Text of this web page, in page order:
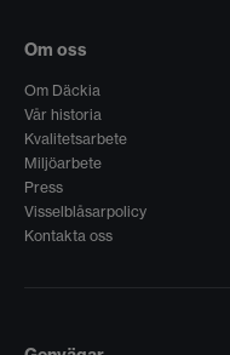
Om oss
Om Däckia
Vår historia
Kvalitetsarbete
Miljöarbete
Press
Visselblåsarpolicy
Kontakta oss